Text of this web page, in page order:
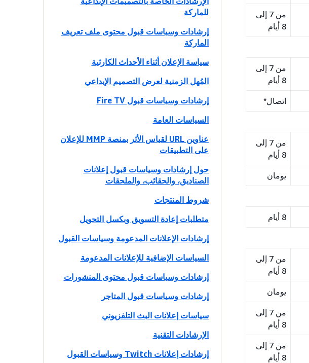
من 7 إلى
8 أيام
من 7 إلى
8 أيام
اتصال*
من 7 إلى
8 أيام
يومان
8 أيام
من 7 إلى
8 أيام
يومان
من 7 إلى
8 أيام
من 7 إلى
8 أيام
للماركة
إرشادات وسياسات قبول محتوى ملف تعريف
الماركة
سياسة الإعلان أثناء الأحداث الكارثية
المُهل الزمنية لعرض التصميم الإبداعي
إرشادات وسياسات قبول Fire TV
السياسات العامة
عناوين URL لقياس الأثر بمنصة MMP للإعلان
على التطبيقات
حول إرشادات وسياسات قبول إعلانات
الصناديق، والحقائب، والملحقات
شروط المنتجات
متطلبات إعادة التسويق وبكسل التحويل
إرشادات الإعلانات المدعومة وسياسات القبول
السياسات الإضافية للإعلانات المدعومة
إرشادات وسياسات قبول محتوى المنشورات
إرشادات وسياسات قبول المتاجر
سياسات إعلانات البث التلفزيوني
الإرشادات التقنية
إرشادات إعلانات Twitch وسياسات القبول